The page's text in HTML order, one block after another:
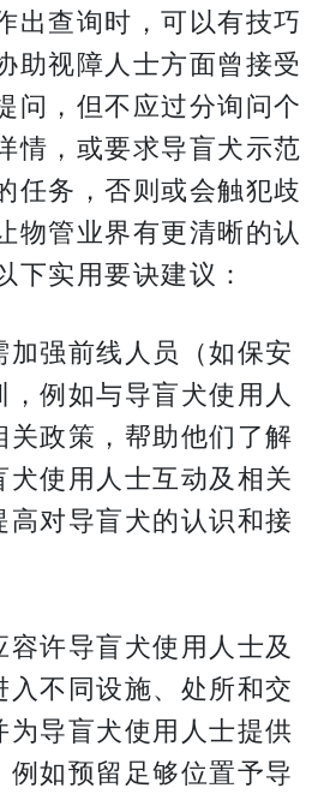
出查询时，可以有技巧
助视障人士方面曾接受
问，但不应过分询问个
情，或要求导盲犬示范
任务，否则或会触犯歧
物管业界有更清晰的认
下实用要诀建议：
加强前线人员（如保安
，例如与导盲犬使用人
关政策，帮助他们了解
犬使用人士互动及相关
高对导盲犬的认识和接
容许导盲犬使用人士及
入不同设施、处所和交
为导盲犬使用人士提供
例如预留足够位置予导